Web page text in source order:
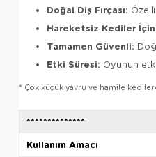
Doğal Diş Fırçası:
Hareketsiz Kediler
Tamamen Güvenli:
Etki Süresi: Oyunun
* Çok küçük yavru ve hamile
**************
Kullanım Amacı